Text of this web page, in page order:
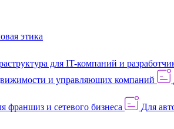
этика
для IT-компаний и
и управляющих компаний
франшиз и сетевого бизнеса Для